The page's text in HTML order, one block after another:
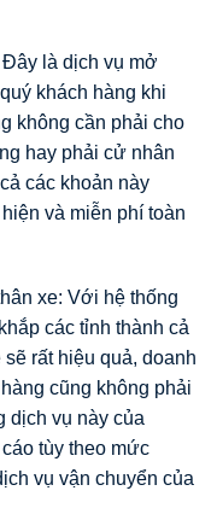
là dịch vụ mở
khách hàng khi
không cần phải cho
hay phải cử nhân
các khoản này
và miễn phí toàn
xe: Với hệ thống
các tỉnh thành cả
rất hiệu quả, doanh
cũng không phải
dịch vụ này của
tùy theo mức
vụ vận chuyển của